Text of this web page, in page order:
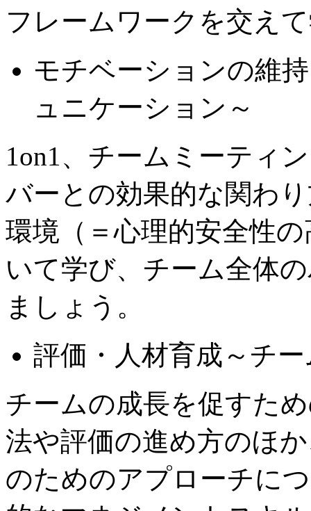
フレームワークを交え
モチベーションの維
ュニケーション～
1on1、チームミーティ
バーとの効果的な関わ
環境（＝心理的安全性
いて学び、チーム全体
ましょう。
評価・人材育成～チ
チームの成長を促すた
法や評価の進め方のほ
のためのアプローチに